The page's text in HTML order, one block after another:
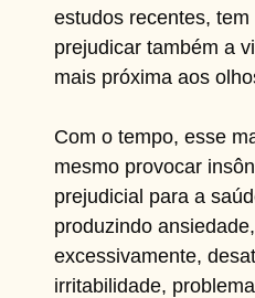
estudos recentes,
prejudicar também a
mais próxima aos
Com o tempo, esse
mesmo provocar
prejudicial para a
produzindo
excessivamente,
irritabilidade,